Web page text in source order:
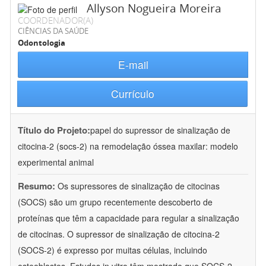
Allyson Nogueira Moreira
COORDENADOR(A)
CIÊNCIAS DA SAÚDE
Odontologia
E-mail
Currículo
Título do Projeto:papel do supressor de sinalização de
citocina-2 (socs-2) na remodelação óssea maxilar: modelo
experimental animal
Resumo: Os supressores de sinalização de citocinas
(SOCS) são um grupo recentemente descoberto de
proteínas que têm a capacidade para regular a sinalização
de citocinas. O supressor de sinalização de citocina-2
(SOCS-2) é expresso por muitas células, incluindo